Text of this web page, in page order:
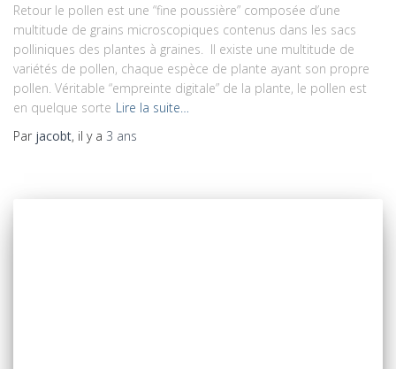
Retour le pollen est une “fine poussière” composée d’une
multitude de grains microscopiques contenus dans les sacs
polliniques des plantes à graines. Il existe une multitude de
variétés de pollen, chaque espèce de plante ayant son propre
pollen. Véritable “empreinte digitale” de la plante, le pollen est
en quelque sorte Lire la suite…
Par jacobt, il y a 3 ans